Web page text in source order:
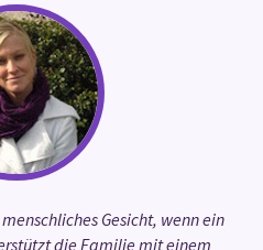
Gesicht, wenn ein
die Familie mit einem